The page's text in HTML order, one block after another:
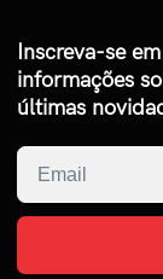
Inscreva-se
informações
últimas